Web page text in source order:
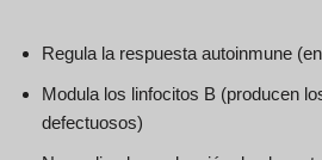
Regula la respuesta autoinmune
Modula los linfocitos B (producen
defectuosos)